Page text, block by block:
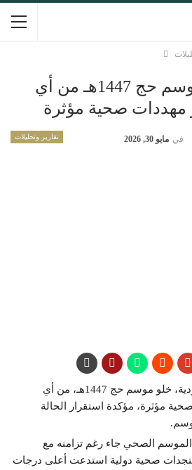
«الصحة»: خلو موسم حج 1447هـ من أي
مهددات صحية مؤثرة
تقارير وتحليلات في مايو 30, 2026
أعلنت وزارة الصحة السعودية، خلو موسم حج 1447هـ، من أي
مؤثرة، مؤكدة استقرار الحالة
الصحي جاء رغم تزامنه مع
صحية دولية استدعت أعلى درجات